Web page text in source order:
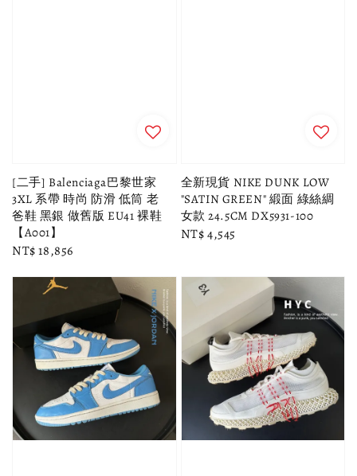
[二手] Balenciaga巴黎世家
3XL 系帶 時尚 防滑 低筒 老
爸鞋 黑銀 做舊版 EU41 裸鞋
【A001】
Regular
NT$ 18,856
全新現貨 NIKE DUNK LOW
"SATIN GREEN" 緞面 綠絲綢
女款 24.5CM DX5931-100
Regular
NT$ 4,545